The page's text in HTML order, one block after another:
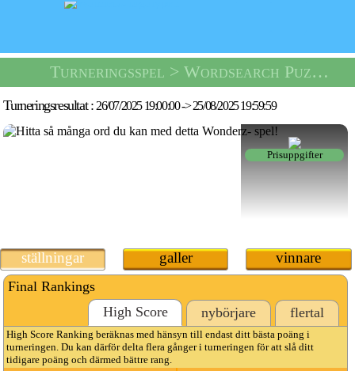
Turneringsspel > Wordsearch Puzzle Tournament -
Turneringsresultat :26/07/2025 19:00:00->25/08/2025 19:59:59
Prisuppgifter
ställningar galler vinnare
Final Rankings
High Score
nybörjare flertal
High Score Ranking beräknas med hänsyn till endast ditt bästa poäng i
turneringen. Du kan därför delta flera gånger i turneringen för att slå ditt
tidigare poäng och därmed bättre rang.